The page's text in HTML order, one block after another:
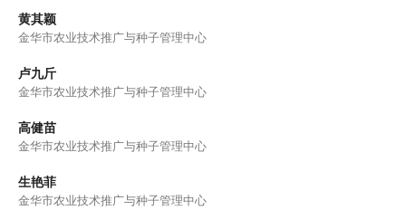
黄其颖
金华市农业技术推广与种子管理中心
卢九斤
金华市农业技术推广与种子管理中心
高健苗
金华市农业技术推广与种子管理中心
生艳菲
金华市农业技术推广与种子管理中心